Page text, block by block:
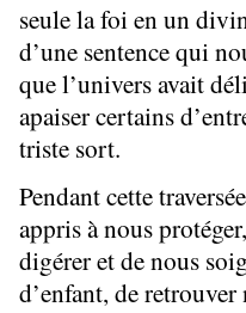
seule la foi en un
d’une sentence qui
que l’univers avait
apaiser certains
triste sort.
Pendant cette
appris à nous
digérer et de nous
d’enfant, de